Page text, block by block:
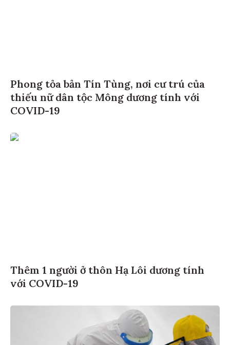
Phong tỏa bản Tín Tùng, nơi cư trú của
thiếu nữ dân tộc Mông dương tính với
COVID-19
Thêm 1 người ở thôn Hạ Lôi dương tính
với COVID-19